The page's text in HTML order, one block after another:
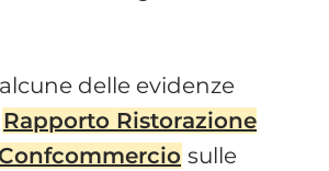
delle evidenze
Rapporto Ristorazione
sulle